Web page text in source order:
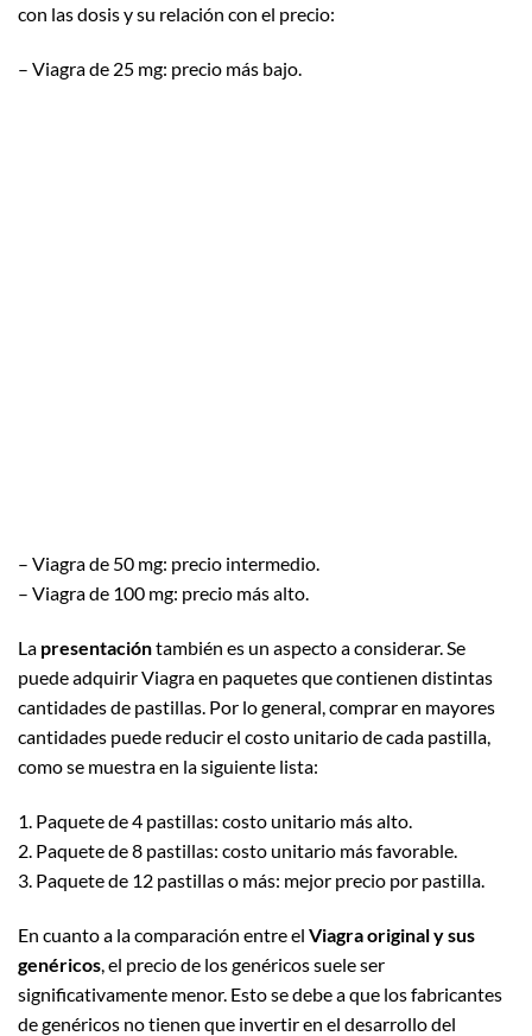
con las dosis y su relación con el precio:
– Viagra de 25 mg: precio más bajo.
– Viagra de 50 mg: precio intermedio.
– Viagra de 100 mg: precio más alto.
La presentacióntambién es un aspecto a considerar. Se
puede adquirir Viagra en paquetes que contienen distintas
cantidades de pastillas. Por lo general, comprar en mayores
cantidades puede reducir el costo unitario de cada pastilla,
como se muestra en la siguiente lista:
1. Paquete de 4 pastillas: costo unitario más alto.
2. Paquete de 8 pastillas: costo unitario más favorable.
3. Paquete de 12 pastillas o más: mejor precio por pastilla.
En cuanto a la comparación entre el Viagra original y sus
genéricos , el precio de los genéricos suele ser
significativamente menor. Esto se debe a que los fabricantes
de genéricos no tienen que invertir en el desarrollo del